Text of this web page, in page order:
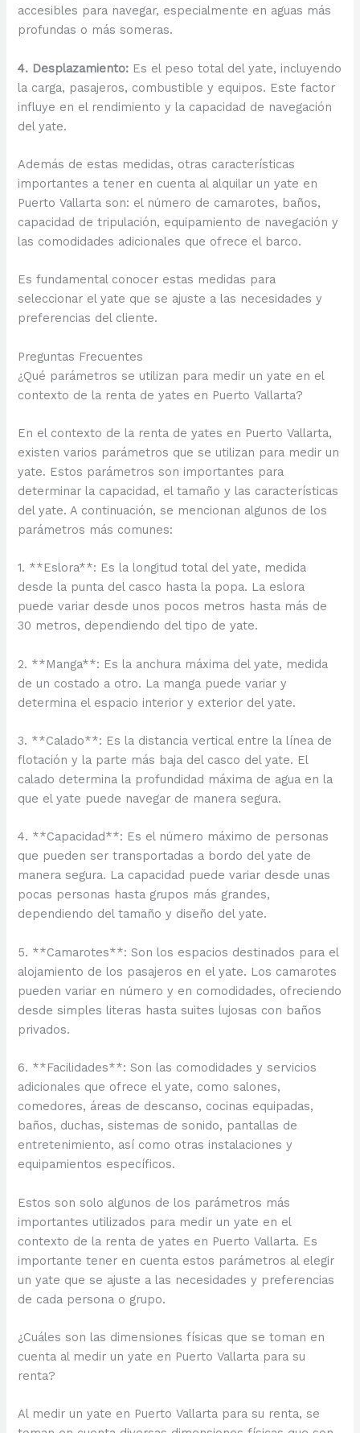
accesibles para navegar, especialmente en aguas más
profundas o más someras.
4. Desplazamiento: Es el peso total del yate, incluyendo
la carga, pasajeros, combustible y equipos. Este factor
influye en el rendimiento y la capacidad de navegación
del yate.
Además de estas medidas, otras características
importantes a tener en cuenta al alquilar un yate en
Puerto Vallarta son: el número de camarotes, baños,
capacidad de tripulación, equipamiento de navegación y
las comodidades adicionales que ofrece el barco.
Es fundamental conocer estas medidas para
seleccionar el yate que se ajuste a las necesidades y
preferencias del cliente.
Preguntas Frecuentes
¿Qué parámetros se utilizan para medir un yate en el
contexto de la renta de yates en Puerto Vallarta?
En el contexto de la renta de yates en Puerto Vallarta,
existen varios parámetros que se utilizan para medir un
yate. Estos parámetros son importantes para
determinar la capacidad, el tamaño y las características
del yate. A continuación, se mencionan algunos de los
parámetros más comunes:
1. **Eslora**: Es la longitud total del yate, medida
desde la punta del casco hasta la popa. La eslora
puede variar desde unos pocos metros hasta más de
30 metros, dependiendo del tipo de yate.
2. **Manga**: Es la anchura máxima del yate, medida
de un costado a otro. La manga puede variar y
determina el espacio interior y exterior del yate.
3. **Calado**: Es la distancia vertical entre la línea de
flotación y la parte más baja del casco del yate. El
calado determina la profundidad máxima de agua en la
que el yate puede navegar de manera segura.
4. **Capacidad**: Es el número máximo de personas
que pueden ser transportadas a bordo del yate de
manera segura. La capacidad puede variar desde unas
pocas personas hasta grupos más grandes,
dependiendo del tamaño y diseño del yate.
5. **Camarotes**: Son los espacios destinados para el
alojamiento de los pasajeros en el yate. Los camarotes
pueden variar en número y en comodidades, ofreciendo
desde simples literas hasta suites lujosas con baños
privados.
6. **Facilidades**: Son las comodidades y servicios
adicionales que ofrece el yate, como salones,
comedores, áreas de descanso, cocinas equipadas,
baños, duchas, sistemas de sonido, pantallas de
entretenimiento, así como otras instalaciones y
equipamientos específicos.
Estos son solo algunos de los parámetros más
importantes utilizados para medir un yate en el
contexto de la renta de yates en Puerto Vallarta. Es
importante tener en cuenta estos parámetros al elegir
un yate que se ajuste a las necesidades y preferencias
de cada persona o grupo.
¿Cuáles son las dimensiones físicas que se toman en
cuenta al medir un yate en Puerto Vallarta para su
renta?
Al medir un yate en Puerto Vallarta para su renta, se